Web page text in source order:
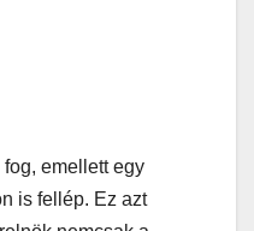
emellett egy
is fellép. Ez azt